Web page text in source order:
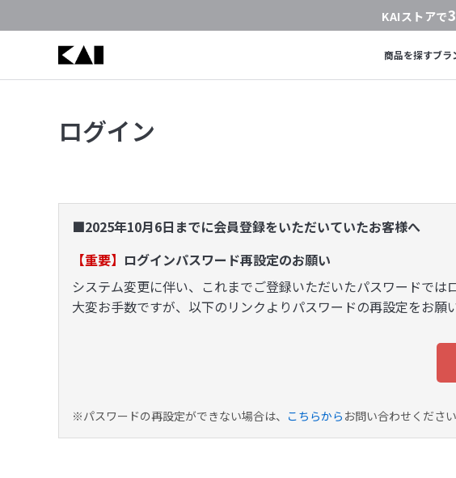
KAIストアで
商品を探すブラ
ログイン
■2025年10月6日までに会員登録をいただいていたお客様へ
【重要】 ログインパスワード再設定のお願い
システム変更に伴い、これまでご登録いただいたパスワードでは
大変お手数ですが、以下のリンクよりパスワードの再設定をお願
※パスワードの再設定ができない場合は、 こちらから お問い合わせください